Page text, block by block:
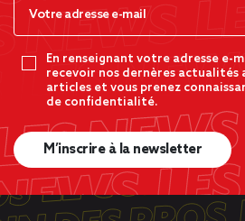
En renseignant votre adresse e-
recevoir nos dernères actualités
articles et vous prenez
de confidentialité.
M’inscrire à la newsletter